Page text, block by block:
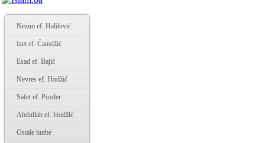
Nezim ef. Halilović
Izet ef. Čamdžić
Esad ef. Bajić
Nevres ef. Hodžić
Safet ef. Pozder
Abdullah ef. Hodžić
Ostale hutbe